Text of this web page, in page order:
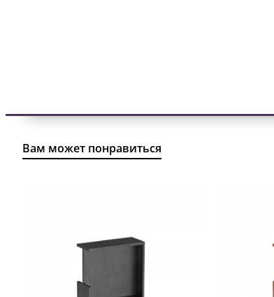
Вам может понравиться